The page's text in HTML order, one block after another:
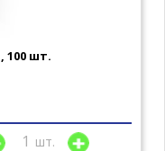
100 шт.
шт.